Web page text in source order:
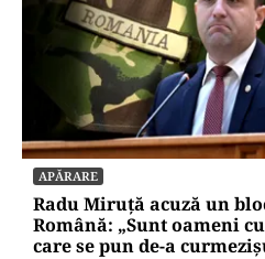
APĂRARE
Radu Miruță acuză un
Română: „Sunt oameni
care se pun de-a